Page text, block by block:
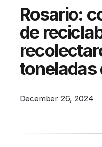
Campañas
Residuos
Proyectos
Edificios
Rosario:
de
toneladas
December 26, 2024